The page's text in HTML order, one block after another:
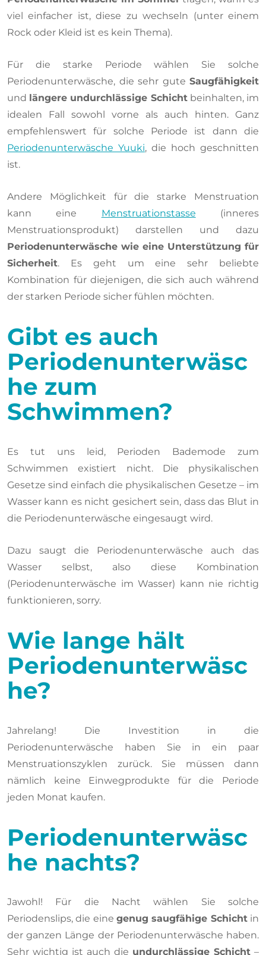
viel einfacher ist, diese zu wechseln (unter einem
Rock oder Kleid ist es kein Thema).
Für die starke Periode wählen Sie solche
Periodenunterwäsche, die sehr gute Saugfähigkeit
und längere undurchlässige Schichtbeinhalten, im
idealen Fall sowohl vorne als auch hinten. Ganz
empfehlenswert für solche Periode ist dann die
Periodenunterwäsche Yuuki, die hoch geschnitten
ist.
Andere Möglichkeit für die starke Menstruation
kann eine Menstruationstasse (inneres
Menstruationsprodukt) darstellen und dazu
Periodenunterwäsche wie eine Unterstützung für
Sicherheit. Es geht um eine sehr beliebte
Kombination für diejenigen, die sich auch während
der starken Periode sicher fühlen möchten.
Gibt es auch
Periodenunterwäsc
he zum
Schwimmen?
Es tut uns leid, Perioden Bademode zum
Schwimmen existiert nicht. Die physikalischen
Gesetze sind einfach die physikalischen Gesetze – im
Wasser kann es nicht gesichert sein, dass das Blut in
die Periodenunterwäsche eingesaugt wird.
Dazu saugt die Periodenunterwäsche auch das
Wasser selbst, also diese Kombination
(Periodenunterwäsche im Wasser) kann nie richtig
funktionieren, sorry.
Wie lange hält
Periodenunterwäsc
he?
Jahrelang! Die Investition in die
Periodenunterwäsche haben Sie in ein paar
Menstruationszyklen zurück. Sie müssen dann
nämlich keine Einwegprodukte für die Periode
jeden Monat kaufen.
Periodenunterwäsc
he nachts?
Jawohl! Für die Nacht wählen Sie solche
Periodenslips, die eine genug saugfähige Schichtin
der ganzen Länge der Periodenunterwäsche haben.
Sehr wichtig ist auch die undurchlässige Schicht –